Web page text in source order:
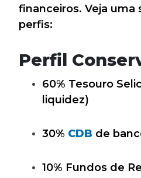
financeiros. Veja uma
perfis:
Perfil
60% Tesouro
liquidez)
30% CDB de
10% Fundos de